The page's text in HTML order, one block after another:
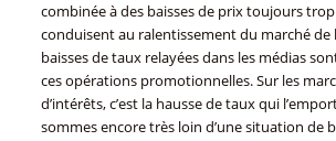
combinée à des baisses de prix toujours
conduisent au ralentissement du marché de
baisses de taux relayées dans les médias
ces opérations promotionnelles. Sur les
d’intérêts, c’est la hausse de taux qui
sommes encore très loin d’une situation de